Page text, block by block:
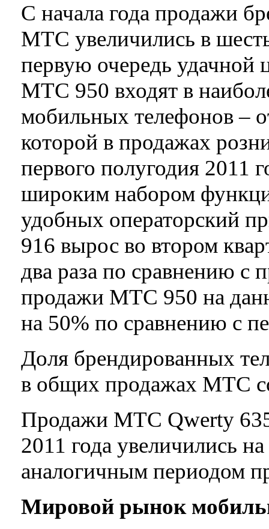
С начала года продажи
МТС увеличились в
первую очередь
МТС 950 входят в
мобильных телефонов –
которой в продажах
первого полугодия 2011
широким набором
удобных операторский
916 вырос во втором
два раза по сравнению
продажи МТС 950 на
на 50% по сравнению с
Доля брендированных
в общих продажах МТС
Продажи МТС Qwerty 635
2011 года увеличились
аналогичным периодом
Мировой рынок